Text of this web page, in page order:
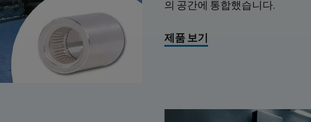
의 공간에 통합했습니다.
제품 보기